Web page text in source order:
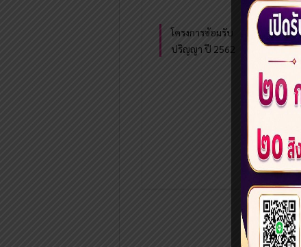
โครงการซ้อมรับ
ปริญญา ปี 2562